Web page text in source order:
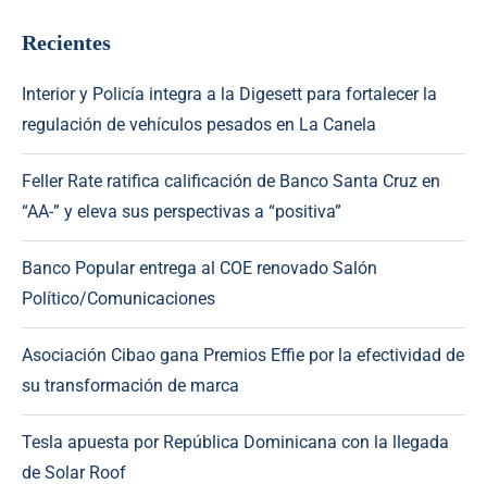
Recientes
Interior y Policía integra a la Digesett para fortalecer la
regulación de vehículos pesados en La Canela
Feller Rate ratifica calificación de Banco Santa Cruz en
“AA-” y eleva sus perspectivas a “positiva”
Banco Popular entrega al COE renovado Salón
Político/Comunicaciones
Asociación Cibao gana Premios Effie por la efectividad de
su transformación de marca
Tesla apuesta por República Dominicana con la llegada
de Solar Roof